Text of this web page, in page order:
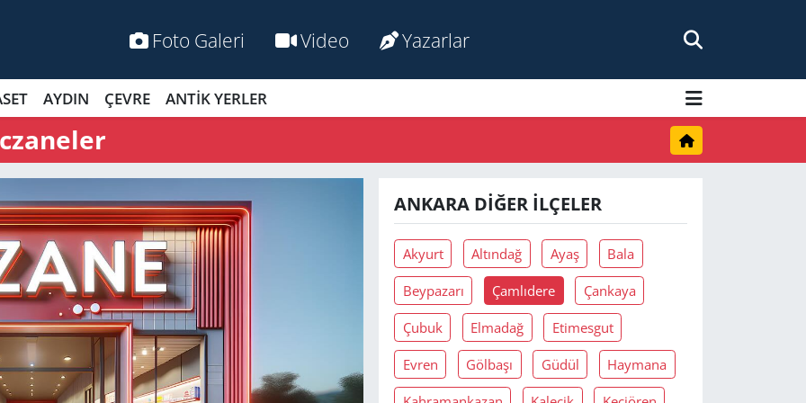
Foto Galeri Video Yazarlar
AYDIN ÇEVRE ANTİK YERLER
ANKARA DIĞER İLÇELER
Akyurt Altındağ Ayaş Bala
Beypazarı Çamlıdere Çankaya
Çubuk Elmadağ Etimesgut
Evren Gölbaşı Güdül Haymana